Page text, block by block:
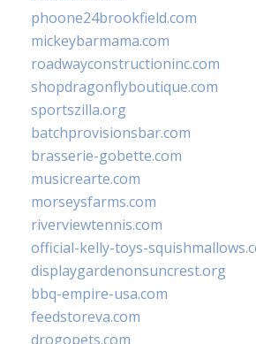
phoone24brookfield.com
mickeybarmama.com
roadwayconstructioninc.com
shopdragonflyboutique.com
sportszilla.org
batchprovisionsbar.com
brasserie-gobette.com
musicrearte.com
morseysfarms.com
riverviewtennis.com
official-kelly-toys-
displaygardenonsuncrest.org
bbq-empire-usa.com
feedstoreva.com
drogopets.com